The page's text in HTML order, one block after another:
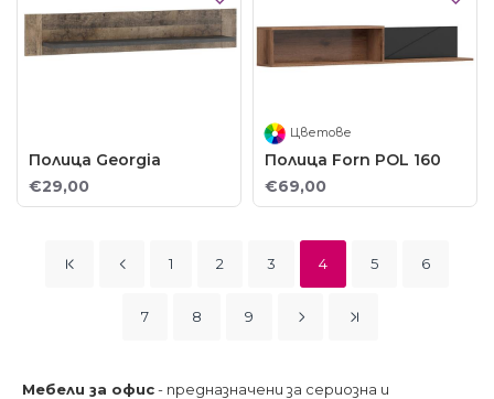
Полица Georgia
€29,00
Цветове
Полица Forn POL 160
€69,00
1 2 3 4 5 6
7 8 9
Мебели за офис- предназначени за сериозна и